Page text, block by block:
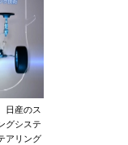
日産のス
グシステ
アリング